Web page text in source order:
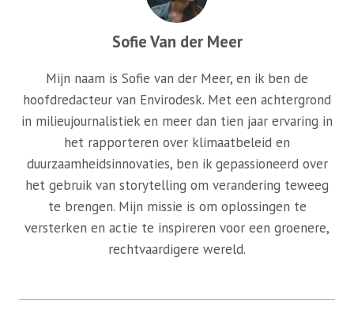
Sofie Van der Meer
Mijn naam is Sofie van der Meer, en ik ben de
hoofdredacteur van Envirodesk. Met een achtergrond
in milieujournalistiek en meer dan tien jaar ervaring in
het rapporteren over klimaatbeleid en
duurzaamheidsinnovaties, ben ik gepassioneerd over
het gebruik van storytelling om verandering teweeg
te brengen. Mijn missie is om oplossingen te
versterken en actie te inspireren voor een groenere,
rechtvaardigere wereld.